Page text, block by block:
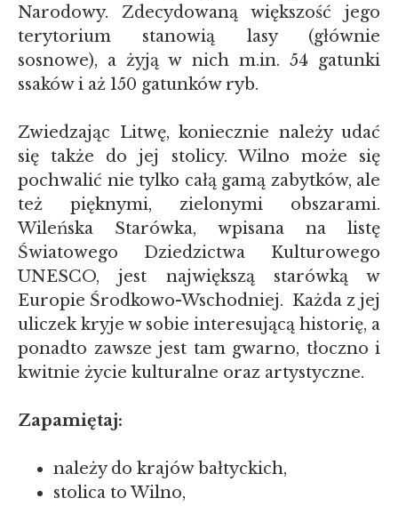
Narodowy. Zdecydowaną większość jego
terytorium stanowią lasy (głównie
sosnowe), a żyją w nich m.in. 54 gatunki
ssaków i aż 150 gatunków ryb.
Zwiedzając Litwę, koniecznie należy udać
się także do jej stolicy. Wilno może się
pochwalić nie tylko całą gamą zabytków, ale
też pięknymi, zielonymi obszarami.
Wileńska Starówka, wpisana na listę
Światowego Dziedzictwa Kulturowego
UNESCO, jest największą starówką w
Europie Środkowo-Wschodniej. Każda z jej
uliczek kryje w sobie interesującą historię, a
ponadto zawsze jest tam gwarno, tłoczno i
kwitnie życie kulturalne oraz artystyczne.
Zapamiętaj:
należy do krajów bałtyckich,
stolica to Wilno,